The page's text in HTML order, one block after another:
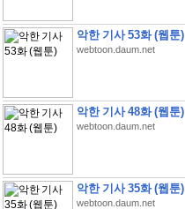
악한 기사 53화 (웹툰)
webtoon.daum.net
악한 기사 48화 (웹툰)
webtoon.daum.net
악한 기사 35화 (웹툰)
webtoon.daum.net